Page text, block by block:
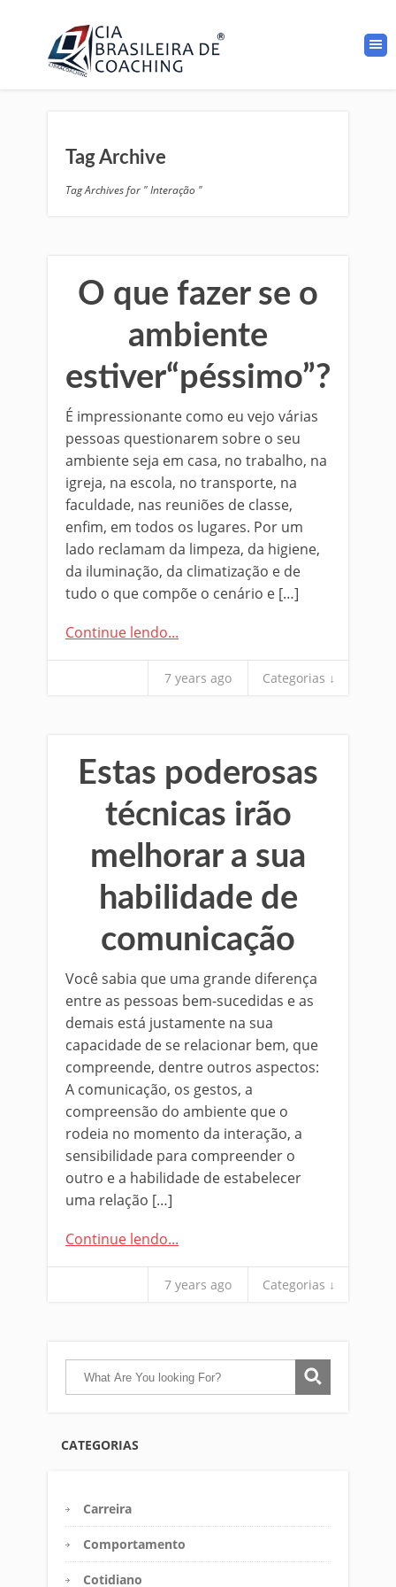
Tag Archive
Tag Archives for " Interação "
O que fazer se o
ambiente
estiver“péssimo”?
É impressionante como eu vejo várias
pessoas questionarem sobre o seu
ambiente seja em casa, no trabalho, na
igreja, na escola, no transporte, na
faculdade, nas reuniões de classe,
enfim, em todos os lugares. Por um
lado reclamam da limpeza, da higiene,
da iluminação, da climatização e de
tudo o que compõe o cenário e […]
Continue lendo...
7 years ago Categorias ↓
Estas poderosas
técnicas irão
melhorar a sua
habilidade de
comunicação
Você sabia que uma grande diferença
entre as pessoas bem-sucedidas e as
demais está justamente na sua
capacidade de se relacionar bem, que
compreende, dentre outros aspectos:
A comunicação, os gestos, a
compreensão do ambiente que o
rodeia no momento da interação, a
sensibilidade para compreender o
outro e a habilidade de estabelecer
uma relação […]
Continue lendo...
7 years ago Categorias ↓
CATEGORIAS
Carreira
Comportamento
Cotidiano